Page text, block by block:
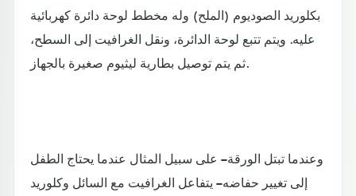
بكلوريد الصوديوم (الملح) وله مخطط لوحة دائرة كهربائية
عليه. ويتم تتبع لوحة الدائرة، ونقل الغرافيت إلى السطح،
ثم يتم توصيل بطارية ليثيوم صغيرة بالجهاز.
وعندما تبتل الورقة – على سبيل المثال عندما يحتاج الطفل
إلى تغيير حفاضه – يتفاعل الغرافيت مع السائل وكلوريد